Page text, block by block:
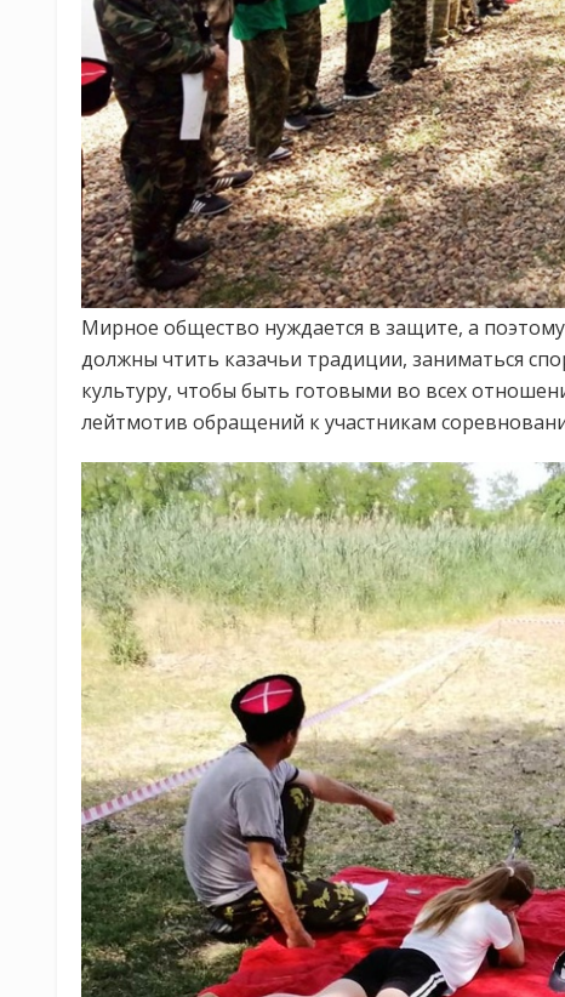
Мирное общество нуждается в защите, а
должны чтить казачьи традиции, заниматься
культуру, чтобы быть готовыми во всех
лейтмотив обращений к участникам